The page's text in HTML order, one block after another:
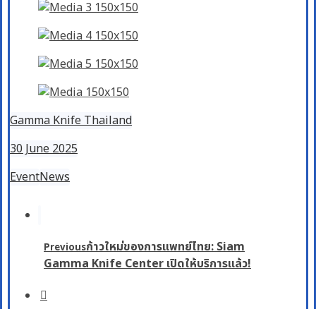
Gamma Knife Thailand
30 June 2025
EventNews
Previousก้าวใหม่ของการแพทย์ไทย: Siam
Gamma Knife Center เปิดให้บริการแล้ว!